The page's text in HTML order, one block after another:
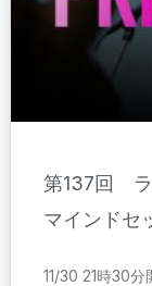
第137回 ラ
マインドセ
11/30 21時30